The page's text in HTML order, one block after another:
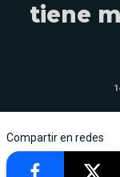
tiene
Compartir en redes